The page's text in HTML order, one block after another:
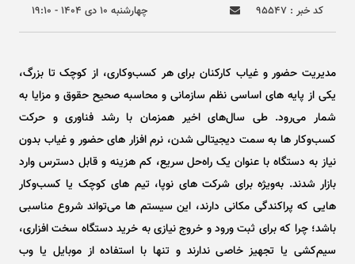
کد خبر : ۹۵۵۴۷
چهارشنبه ۱۰ دی ۱۴۰۴ - ۱۹:۱۰
مدیریت حضور و غیاب کارکنان برای هر کسب‌وکاری، از کوچک تا بزرگ،
یکی از پایه ‌های اساسی نظم سازمانی و محاسبه صحیح حقوق و مزایا به
شمار می‌رود. طی سال‌های اخیر همزمان با رشد فناوری و حرکت
کسب‌وکار ها به سمت دیجیتالی شدن، نرم ‌افزار های حضور و غیاب بدون
نیاز به دستگاه با عنوان یک راه‌حل سریع، کم‌ هزینه و قابل دسترس وارد
بازار شدند. به‌ویژه برای شرکت‌ های نوپا، تیم ‌های کوچک یا کسب‌وکار
هایی که پراکندگی مکانی دارند، این سیستم ‌ها می‌تواند شروع مناسبی
باشد؛ چرا که برای ثبت ورود و خروج نیازی به خرید دستگاه سخت ‌افزاری،
سیم‌کشی یا تجهیز خاصی ندارند و تنها با استفاده از موبایل یا وب